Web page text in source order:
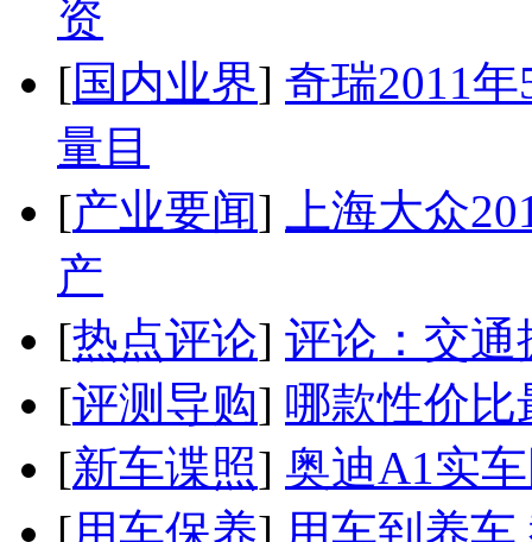
资
[国内业界] 奇瑞2011
量目
[产业要闻]
上海大众
产
[热点评论] 评论：交通
[评测导购] 哪款性价比
[新车谍照] 奥迪A1实